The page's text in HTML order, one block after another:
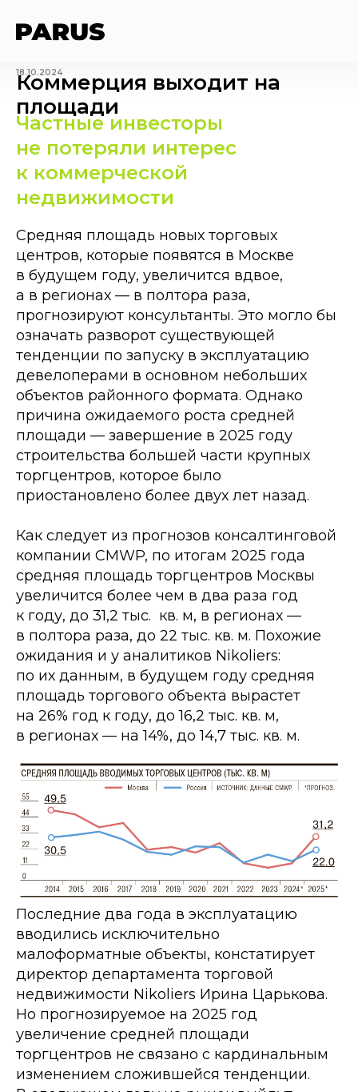
18.10.2024
Коммерция выходит на
площади
Частные инвесторы
не потеряли интерес
к коммерческой
недвижимости
Средняя площадь новых торговых
центров, которые появятся в Москве
в будущем году, увеличится вдвое,
а в регионах — в полтора раза,
прогнозируют консультанты. Это могло бы
означать разворот существующей
тенденции по запуску в эксплуатацию
девелоперами в основном небольших
объектов районного формата. Однако
причина ожидаемого роста средней
площади — завершение в 2025 году
строительства большей части крупных
торгцентров, которое было
приостановлено более двух лет назад.
Как следует из прогнозов консалтинговой
компании CMWP, по итогам 2025 года
средняя площадь торгцентров Москвы
увеличится более чем в два раза год
к году, до 31,2 тыс. кв. м, в регионах —
в полтора раза, до 22 тыс. кв. м. Похожие
ожидания и у аналитиков Nikoliers:
по их данным, в будущем году средняя
площадь торгового объекта вырастет
на 26% год к году, до 16,2 тыс. кв. м,
в регионах — на 14%, до 14,7 тыс. кв. м.
Последние два года в эксплуатацию
вводились исключительно
малоформатные объекты, констатирует
директор департамента торговой
недвижимости Nikoliers Ирина Царькова.
Но прогнозируемое на 2025 год
увеличение средней площади
торгцентров не связано с кардинальным
изменением сложившейся тенденции.